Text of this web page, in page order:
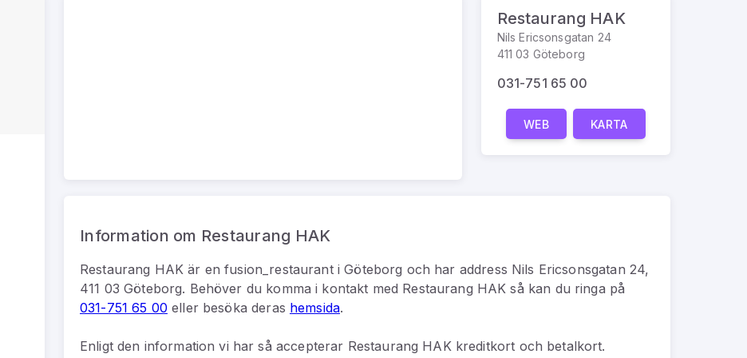
Restaurang HAK
Nils Ericsonsgatan 24
411 03 Göteborg
031-751 65 00
WEB KARTA
Information om Restaurang HAK
Restaurang HAK är en fusion_restaurantiGöteborg och har address Nils Ericsonsgatan 24,
411 03 Göteborg. Behöver du komma i kontakt med Restaurang HAK så kan du ringa på
031-751 65 00 eller besöka deras hemsida.
Enligt den information vi har så accepterar Restaurang HAK kreditkort och betalkort.